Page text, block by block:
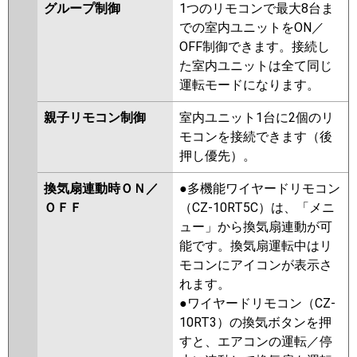
グループ制御
1つのリモコンで最大8台ま
での室内ユニットをON／
OFF制御できます。接続し
た室内ユニットは全て同じ
運転モードになります。
親子リモコン制御
室内ユニット1台に2個のリ
モコンを接続できます（後
押し優先）。
換気扇連動時ＯＮ／
ＯＦＦ
●多機能ワイヤードリモコン
（CZ-10RT5C）は、「メニ
ュー」から換気扇連動が可
能です。換気扇運転中はリ
モコンにアイコンが表示さ
れます。
●ワイヤードリモコン（CZ-
10RT3）の換気ボタンを押
すと、エアコンの運転／停